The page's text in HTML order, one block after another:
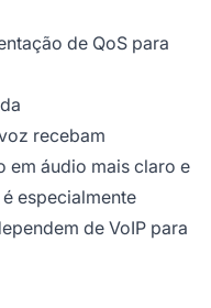
de QoS para
recebam
em áudio mais claro e
especialmente
de VoIP para